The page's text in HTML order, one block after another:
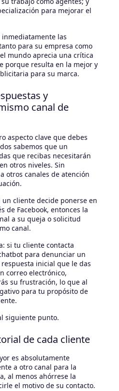
para mejorar el
las
para su empresa como
mundo aprecia una crítica
porque resulta en la mejor y
para su marca.
y
canal de
aspecto clave que debes
sabemos que un
que recibas necesitarán
otros niveles. Sin
otros canales de atención
cliente decide ponerse en
de Facebook, entonces la
a su queja o solicitud
canal.
si tu cliente contacta
para denunciar un
inicial que le das
correo electrónico,
su frustración, lo que al
para tu propósito de
siguiente punto.
de cada cliente
es absolutamente
a otro canal para la
al menos ahórrese la
el motivo de su contacto.